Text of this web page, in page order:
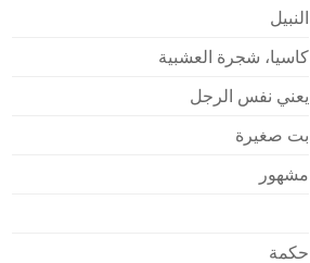
النبيل
كاسيا، شجرة العشبية
يعني نفس الرجل
بت صغيرة
مشهور
حكمة